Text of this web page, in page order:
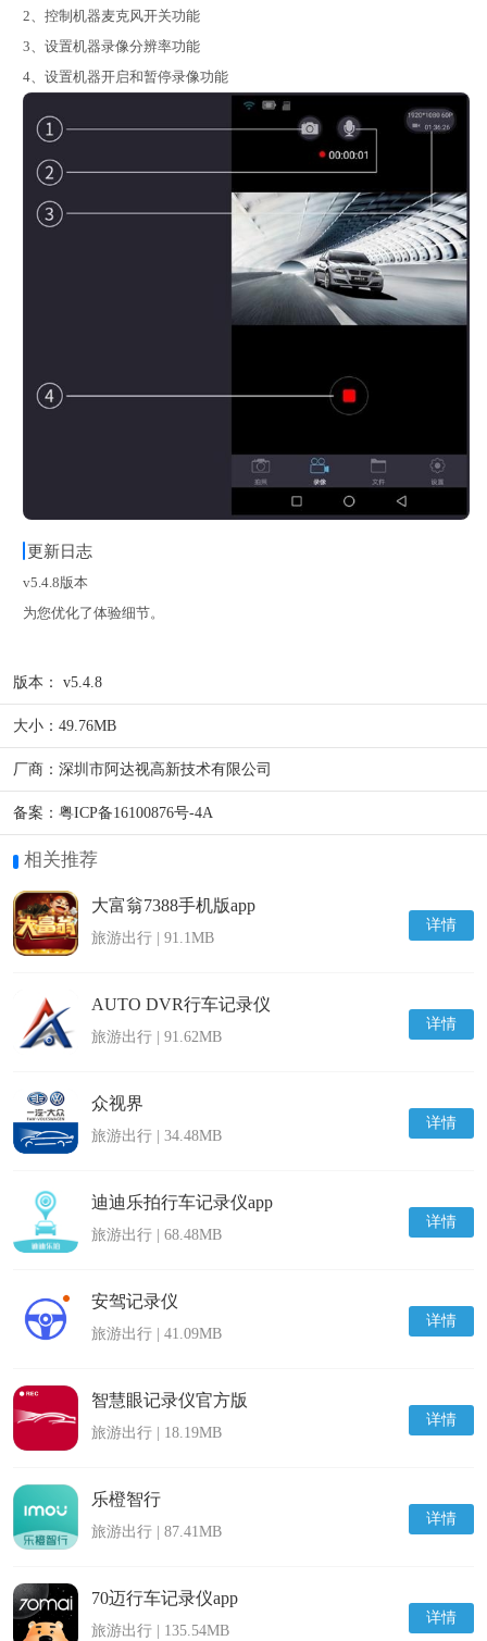
2、控制机器麦克风开关功能
3、设置机器录像分辨率功能
4、设置机器开启和暂停录像功能
更新日志
v5.4.8版本
为您优化了体验细节。
版本： v5.4.8
大小： 49.76MB
厂商： 深圳市阿达视高新技术有限公司
备案： 粤ICP备16100876号-4A
相关推荐
详情
大富翁7388手机版app
旅游出行 | 91.1MB
详情
AUTO DVR行车记录仪
旅游出行 | 91.62MB
详情
众视界
旅游出行 | 34.48MB
详情
迪迪乐拍行车记录仪app
旅游出行 | 68.48MB
详情
安驾记录仪
旅游出行 | 41.09MB
详情
智慧眼记录仪官方版
旅游出行 | 18.19MB
详情
乐橙智行
旅游出行 | 87.41MB
详情
70迈行车记录仪app
旅游出行 | 135.54MB